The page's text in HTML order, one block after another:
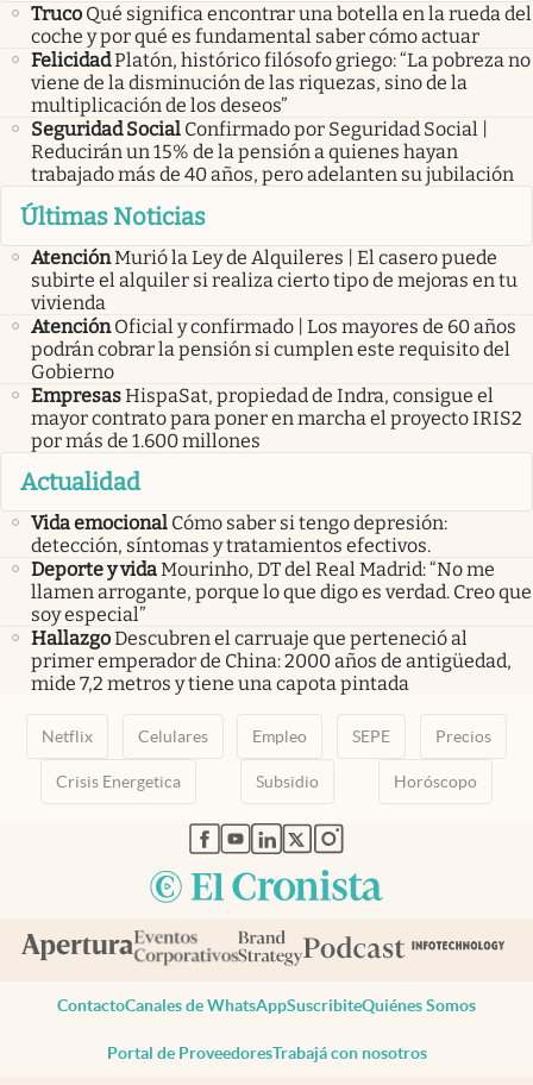
Truco Qué significa encontrar una botella en la rueda del
coche y por qué es fundamental saber cómo actuar
FelicidadPlatón, histórico filósofo griego: “La pobreza no
viene de la disminución de las riquezas, sino de la
multiplicación de los deseos”
Seguridad Social Confirmado por Seguridad Social |
Reducirán un 15% de la pensión a quienes hayan
trabajado más de 40 años, pero adelanten su jubilación
Últimas Noticias
AtenciónMurió la Ley de Alquileres | El casero puede
subirte el alquiler si realiza cierto tipo de mejoras en tu
vivienda
Atención Oficial y confirmado | Los mayores de 60 años
podrán cobrar la pensión si cumplen este requisito del
Gobierno
EmpresasHispaSat, propiedad de Indra, consigue el
mayor contrato para poner en marcha el proyecto IRIS2
por más de 1.600 millones
Actualidad
Vida emocional Cómo saber si tengo depresión:
detección, síntomas y tratamientos efectivos.
Deporte y vidaMourinho, DT del Real Madrid: “No me
llamen arrogante, porque lo que digo es verdad. Creo que
soy especial”
HallazgoDescubren el carruaje que perteneció al
primer emperador de China: 2000 años de antigüedad,
mide 7,2 metros y tiene una capota pintada
Netflix Celulares Empleo SEPE Precios
Crisis Energetica Subsidio Horóscopo
abre en nueva pestaña
abre en nueva pestaña
abre en nueva pestaña
abre en nueva pestaña
abre en nueva pestaña
ContactoCanales de WhatsAppSuscribiteQuiénes Somos
Portal de ProveedoresTrabajá con nosotros